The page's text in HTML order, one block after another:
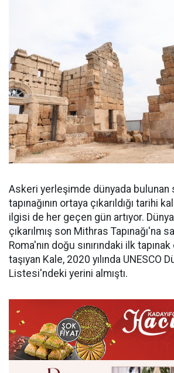
Askeri yerleşimde dünyada bulunan
tapınağının ortaya çıkarıldığı tarihi
ilgisi de her geçen gün artıyor.
çıkarılmış son Mithras Tapınağı'na
Roma'nın doğu sınırındaki ilk
taşıyan Kale, 2020 yılında UNESCO
Listesi'ndeki yerini almıştı.